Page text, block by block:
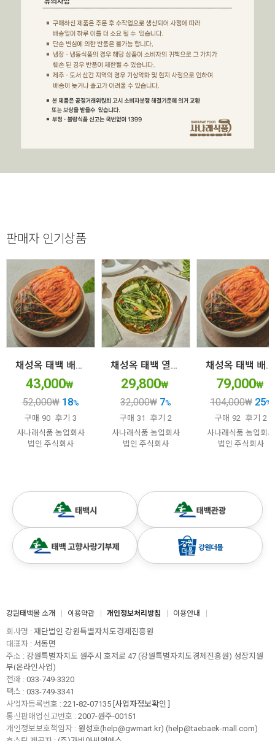
판매자 인기상품
채성옥 태백 배추김치 5kg
43,000₩
52,000₩ 18%
구매 90 후기 3
사나래식품 농업회사
법인 주식회사
채성옥 태백 열무김치3kg
29,800₩
32,000₩ 7%
구매 31 후기 2
사나래식품 농업회사
법인 주식회사
채성옥 태백 배추김치 10kg
79,000₩
104,000₩ 25%
구매 92 후기 2
사나래식품 농업회사
법인 주식회사
강원태백몰 소개 이용약관 개인정보처리방침 이용안내
회사명 : 재단법인 강원특별자치도경제진흥원
대표자 : 서동면
주소 : 강원특별자치도 원주시 호저로 47 (강원특별자치도경제진흥원) 성장지원
부(온라인사업)
전화 : 033-749-3320
팩스 : 033-749-3341
사업자등록번호 : 221-82-07135 [사업자정보확인 ]
통신판매업신고번호 : 2007-원주-00151
개인정보보호책임자 : 원성호(help@gwmart.kr) (help@taebaek-mall.com)